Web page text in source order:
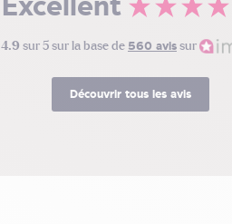
Excellent
4.9 sur 5 sur la base de 560 avis sur
Découvrir tous les avis